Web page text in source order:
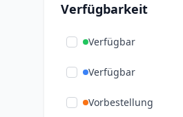
Verfügbarkeit
Verfügbar
Verfügbar
Vorbestellung